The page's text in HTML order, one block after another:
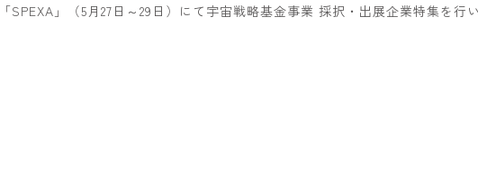
SPEXA」（5月27日～29日）にて宇宙戦略基金事業 採択・出展企業特集を行